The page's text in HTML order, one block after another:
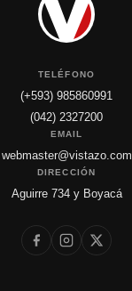
TELÉFONO
(+593) 985860991
(042) 2327200
EMAIL
webmaster@vistazo.com
DIRECCIÓN
Aguirre 734 y Boyacá